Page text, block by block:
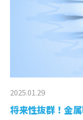
2025.01.29
将来性抜群！金